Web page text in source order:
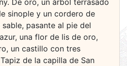
De oro, un árbol terrasado
sinople y un cordero de
pasante al pie del
una flor de lis de oro,
un castillo con tres
de la capilla de San